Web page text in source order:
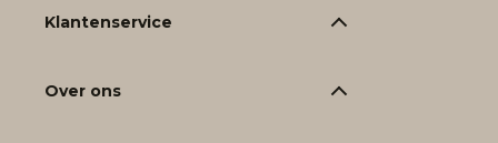
Klantenservice
Over ons